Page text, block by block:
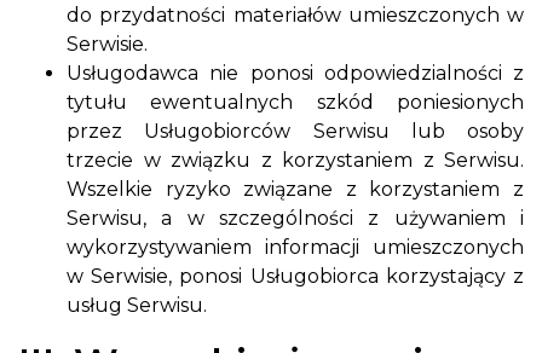
do przydatności materiałów umieszczonych w
Serwisie.
Usługodawca nie ponosi odpowiedzialności z
tytułu ewentualnych szkód poniesionych
przez Usługobiorców Serwisu lub osoby
trzecie w związku z korzystaniem z Serwisu.
Wszelkie ryzyko związane z korzystaniem z
Serwisu, a w szczególności z używaniem i
wykorzystywaniem informacji umieszczonych
w Serwisie, ponosi Usługobiorca korzystający z
usług Serwisu.